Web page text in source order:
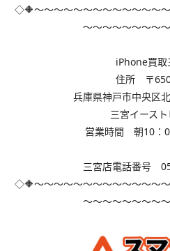
◇🔶～～～～～～～～～～～～～
～～～～～～～～
iPhone買取
住所 〒
兵庫県神戸市中央区
三宮イース
営業時間 朝10：
三宮店電話番号
◇🔶～～～～～～～～～～～～～
～～～～～～～～